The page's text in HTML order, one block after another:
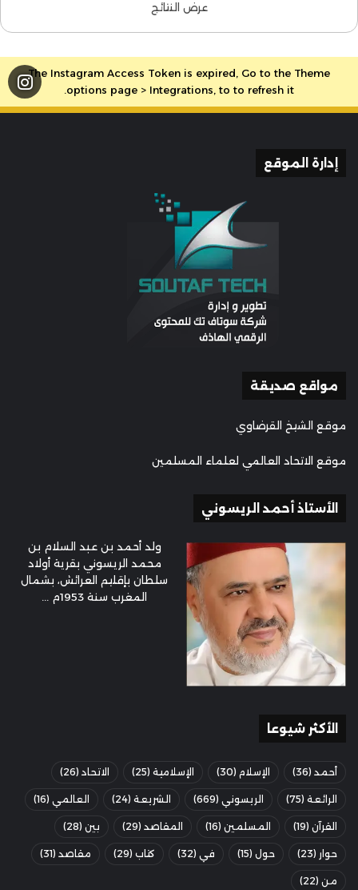
عرض النتائج
The Instagram Access Token is expired, Go to the Theme
options page > Integrations, to to refresh it.
إدارة الموقع
مواقع صديقة
موقع الشيخ القرضاوي
موقع الاتحاد العالمي لعلماء المسلمين
الأستاذ أحمد الريسوني
ولد أحمد بن عبد السلام بن
محمد الريسوني بقرية أولاد
سلطان بإقليم العرائش، بشمال
المغرب سنة 1953م ...
الأكثر شيوعا
أحمد (36) الإسلام (30) الإسلامية (25) الاتحاد (26)
الرائعة (75) الريسوني (669) الشريعة (24) العالمي (16)
القرآن (19) المسلمين (16) المقاصد (29) بين (28)
حوار (23) حول (15) في (32) كتاب (29) مقاصد (31)
من (22)